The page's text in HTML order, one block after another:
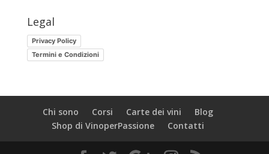
Legal
Privacy Policy
Termini e Condizioni
Chi sono Corsi Carte dei vini
Blog
Shop di VinoperPassione
Contatti